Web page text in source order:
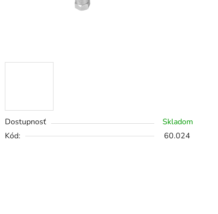
Dostupnosť
Skladom
Kód:
60.024